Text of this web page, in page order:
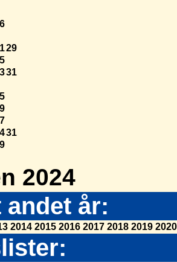
29
31
31
2024
år:
2014 2015 2016 2017 2018 2019 2020